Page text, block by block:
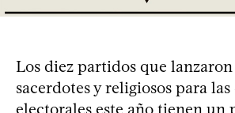
Los diez partidos que lanzaron
sacerdotes y religiosos para
electorales este año tienen un